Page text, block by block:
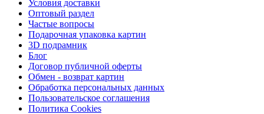
Условия доставки
Оптовый раздел
Частые вопросы
Подарочная упаковка картин
3D подрамник
Блог
Договор публичной оферты
Обмен - возврат картин
Обработка персональных данных
Пользовательское соглашения
Политика Cookies